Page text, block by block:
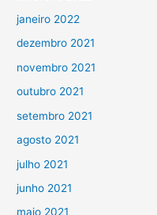
janeiro 2022
dezembro 2021
novembro 2021
outubro 2021
setembro 2021
agosto 2021
julho 2021
junho 2021
maio 2021